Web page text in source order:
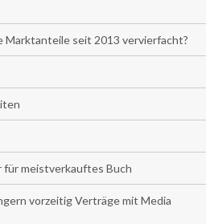
Marktanteile seit 2013 vervierfacht?
meistverkauftes Buch
vorzeitig Verträge mit Media